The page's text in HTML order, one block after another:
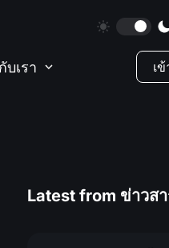
บเรา เ
Latest from ข่าวส